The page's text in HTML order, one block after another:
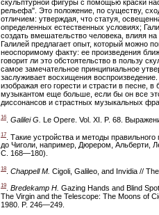
скульптурной фигуры с помощью краски
рельефа". Это положение, по существу,
отличием: утверждая, что статуя,
определенных естественных условиях;
создать вмешательство человека, влияя
Галилей предлагает опыт, который можно
неоспоримому факту: ее произведения
говорит ли это обстоятельство в пользу
самое замечательное принципиальное
заслуживает восхищения
изображая его горести и страсти в
музыкантом еще больше, если бы он все
диссонансов и страстных музыкальных
16 Galilei G. Le Opere. Vol. XI. P. 68.
17
. Такие устройства и методы
до Чиголи, например, Дюрером, Альберти,
С. 168—180).
18 Chappell M. Cigoli, Galileo, and Invidia //
19 Bredekamp H. Gazing Hands and Blind
The Virgin and the Telescope: The Moons of
1980. P. 246—249.